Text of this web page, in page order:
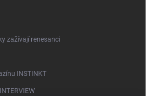
zažívají renesanci
INSTINKT